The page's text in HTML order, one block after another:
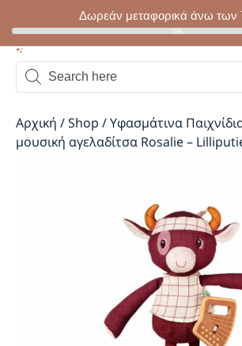
Δωρεάν μεταφορικά άνω των
0%
Αρχική /Shop /Υφασμάτινα
μουσική αγελαδίτσα Rosalie –